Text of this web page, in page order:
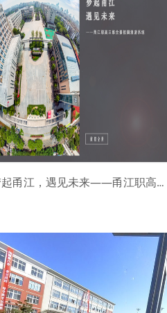
梦起甬江，遇见未来——甬江职高三维全景校园漫游系统